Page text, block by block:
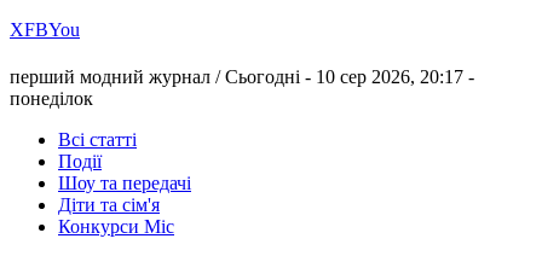
ХFBYou
перший модний журнал /Сьогодні - 10 сер 2026, 20:17 -
понеділок
Всі статті
Події
Шоу та передачі
Діти та сім'я
Конкурси Міс